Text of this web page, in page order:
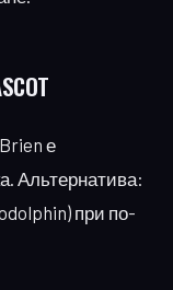
е
Альтернатива:
при по-